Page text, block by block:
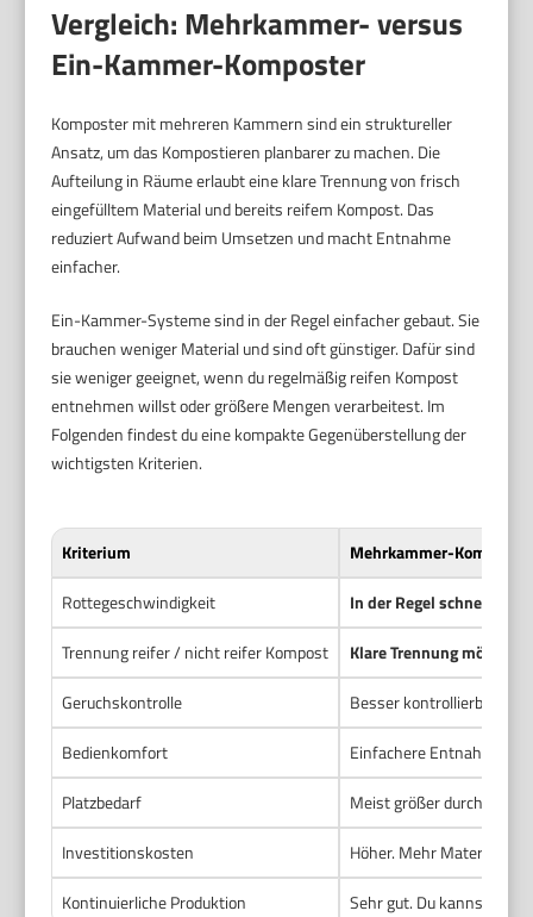
Vergleich: Mehrkammer- versus
Ein-Kammer-Komposter
Komposter mit mehreren Kammern sind ein struktureller
Ansatz, um das Kompostieren planbarer zu machen. Die
Aufteilung in Räume erlaubt eine klare Trennung von frisch
eingefülltem Material und bereits reifem Kompost. Das
reduziert Aufwand beim Umsetzen und macht Entnahme
einfacher.
Ein-Kammer-Systeme sind in der Regel einfacher gebaut. Sie
brauchen weniger Material und sind oft günstiger. Dafür sind
sie weniger geeignet, wenn du regelmäßig reifen Kompost
entnehmen willst oder größere Mengen verarbeitest. Im
Folgenden findest du eine kompakte Gegenüberstellung der
wichtigsten Kriterien.
Kriterium
Mehrkammer-Komposter
Rottegeschwindigkeit
In der Regel schneller
Trennung reifer / nicht reifer Kompost
Klare Trennung möglich
Geruchskontrolle
Besser kontrollierbar.
Bedienkomfort
Einfachere Entnahme
Platzbedarf
Meist größer durch
Investitionskosten
Höher. Mehr Material
Kontinuierliche Produktion
Sehr gut. Du kannst